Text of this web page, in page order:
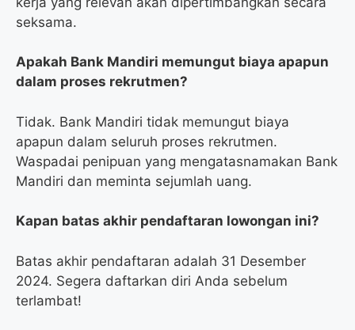
seksama.
Apakah Bank Mandiri memungut biaya apapun
dalam proses rekrutmen?
Tidak. Bank Mandiri tidak memungut biaya
apapun dalam seluruh proses rekrutmen.
Waspadai penipuan yang mengatasnamakan Bank
Mandiri dan meminta sejumlah uang.
Kapan batas akhir pendaftaran lowongan ini?
Batas akhir pendaftaran adalah 31 Desember
2024. Segera daftarkan diri Anda sebelum
terlambat!